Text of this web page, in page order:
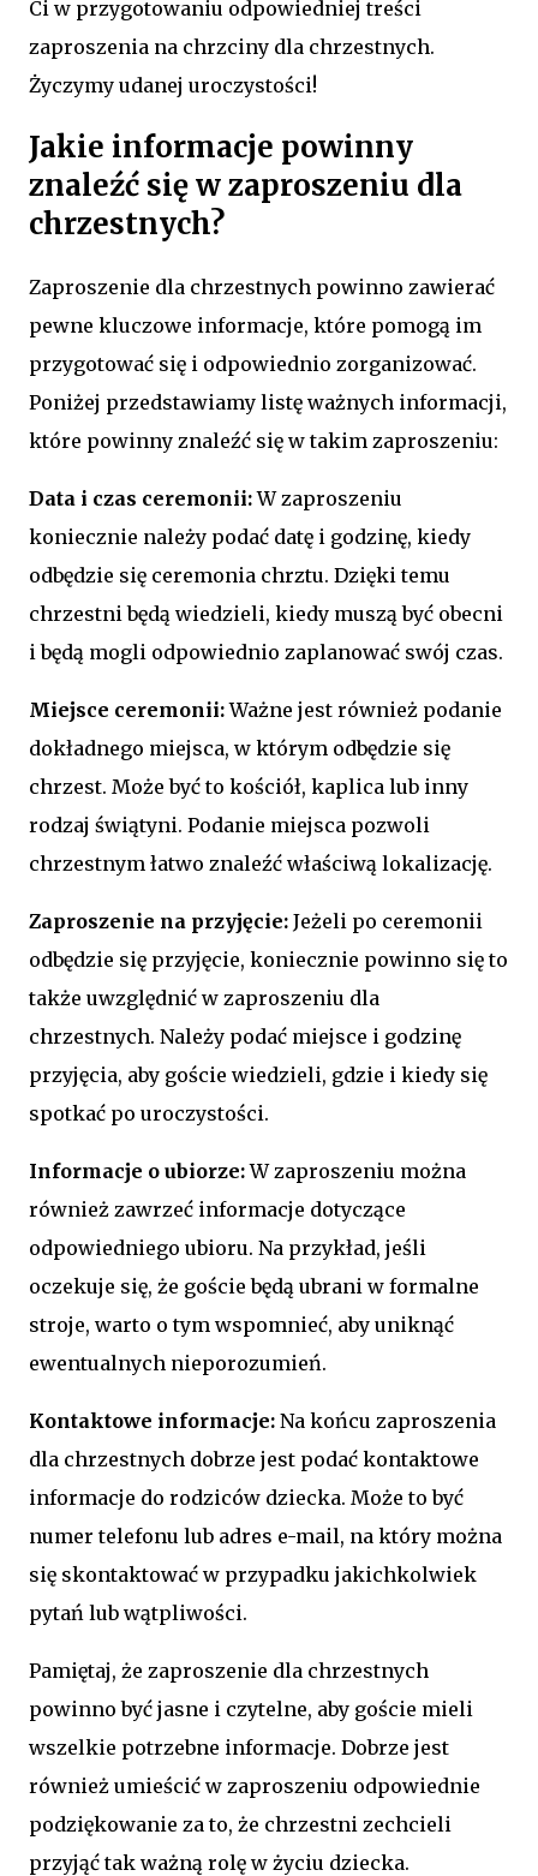
Ci w przygotowaniu odpowiedniej treści
zaproszenia na chrzciny dla chrzestnych.
Życzymy udanej uroczystości!
Jakie informacje powinny
znaleźć się w zaproszeniu dla
chrzestnych?
Zaproszenie dla chrzestnych powinno zawierać
pewne kluczowe informacje, które pomogą im
przygotować się i odpowiednio zorganizować.
Poniżej przedstawiamy listę ważnych informacji,
które powinny znaleźć się w takim zaproszeniu:
Data i czas ceremonii:W zaproszeniu
koniecznie należy podać datę i godzinę, kiedy
odbędzie się ceremonia chrztu. Dzięki temu
chrzestni będą wiedzieli, kiedy muszą być obecni
i będą mogli odpowiednio zaplanować swój czas.
Miejsce ceremonii:Ważne jest również podanie
dokładnego miejsca, w którym odbędzie się
chrzest. Może być to kościół, kaplica lub inny
rodzaj świątyni. Podanie miejsca pozwoli
chrzestnym łatwo znaleźć właściwą lokalizację.
Zaproszenie na przyjęcie: Jeżeli po ceremonii
odbędzie się przyjęcie, koniecznie powinno się to
także uwzględnić w zaproszeniu dla
chrzestnych. Należy podać miejsce i godzinę
przyjęcia, aby goście wiedzieli, gdzie i kiedy się
spotkać po uroczystości.
Informacje o ubiorze:W zaproszeniu można
również zawrzeć informacje dotyczące
odpowiedniego ubioru. Na przykład, jeśli
oczekuje się, że goście będą ubrani w formalne
stroje, warto o tym wspomnieć, aby uniknąć
ewentualnych nieporozumień.
Kontaktowe informacje: Na końcu zaproszenia
dla chrzestnych dobrze jest podać kontaktowe
informacje do rodziców dziecka. Może to być
numer telefonu lub adres e-mail, na który można
się skontaktować w przypadku jakichkolwiek
pytań lub wątpliwości.
Pamiętaj, że zaproszenie dla chrzestnych
powinno być jasne i czytelne, aby goście mieli
wszelkie potrzebne informacje. Dobrze jest
również umieścić w zaproszeniu odpowiednie
podziękowanie za to, że chrzestni zechcieli
przyjąć tak ważną rolę w życiu dziecka.